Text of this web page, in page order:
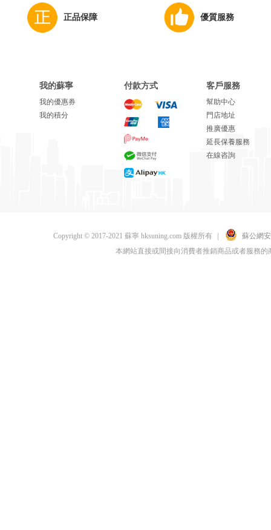
正品保障 優質服務
我的蘇寧
我的優惠券
我的積分
付款方式 客戶服務
幫助中心
門店地址
推廣優惠
延長保養服務
在線咨詢
Copyright © 2017-2021 蘇寧 hksuning.com 版權所有
蘇公網
本網站直接或間接向消費者推銷商品或者服務